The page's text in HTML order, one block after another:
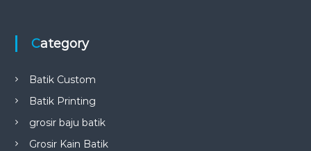
Category
Batik Custom
Batik Printing
grosir baju batik
Grosir Kain Batik